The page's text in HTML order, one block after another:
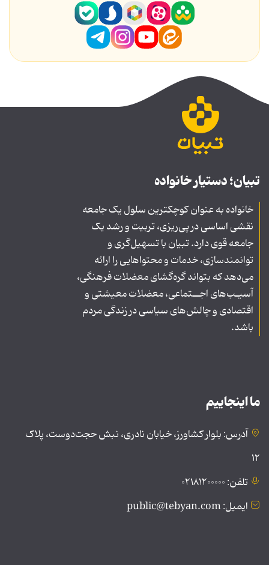
تبیان؛ دستیار خانواده
خانواده به عنوان کوچکترین سلول یک جامعه
نقشی اساسی در پی‌ریزی، تربیت و رشد یک
جامعه قوی دارد. تبیان با تسهیل‌گری و
توانمندسازی، خدمات و محتواهایی را ارائه
می‌دهد که بتواند گره‌گشای معضلات فرهنگی،
آسیـب‌های اجــتماعی، معضلات معیشتی و
اقتصادی و چالش‌های سیاسی در زندگی مردم
باشد.
ما اینجاییم
آدرس: بلوار کشاورز، خیابان نادری، نبش حجت‌دوست، پلاک
۱۲
تلفن: ۰۲۱۸۱۲۰۰۰۰۰
ایمیل: public@tebyan.com